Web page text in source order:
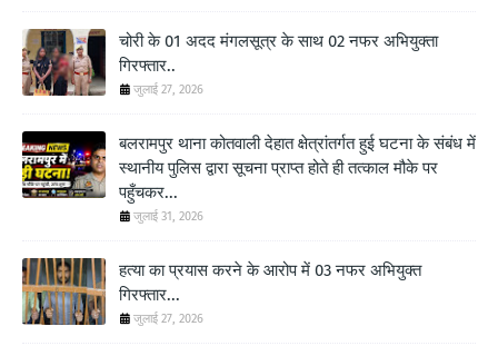
चोरी के 01 अदद मंगलसूत्र के साथ 02 नफर अभियुक्ता
गिरफ्तार..
जुलाई 27, 2026
बलरामपुर थाना कोतवाली देहात क्षेत्रांतर्गत हुई घटना के संबंध में
स्थानीय पुलिस द्वारा सूचना प्राप्त होते ही तत्काल मौके पर
पहुँचकर...
जुलाई 31, 2026
हत्या का प्रयास करने के आरोप में 03 नफर अभियुक्त
गिरफ्तार...
जुलाई 27, 2026